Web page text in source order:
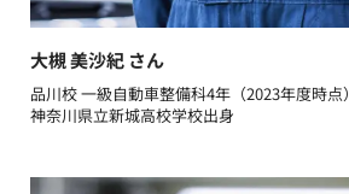
大槻 美沙紀 さん
品川校 一級自動車整備科4年（2023年度時点）
神奈川県立新城高校学校出身